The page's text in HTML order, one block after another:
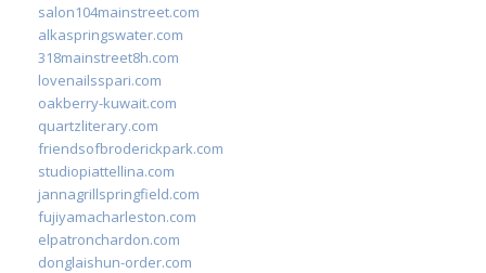
salon104mainstreet.com
alkaspringswater.com
318mainstreet8h.com
lovenailsspari.com
oakberry-kuwait.com
quartzliterary.com
friendsofbroderickpark.com
studiopiattellina.com
jannagrillspringfield.com
fujiyamacharleston.com
elpatronchardon.com
donglaishun-order.com